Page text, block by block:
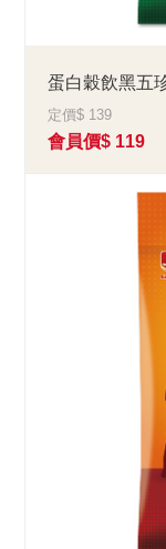
定價$ 139
會員價$ 119